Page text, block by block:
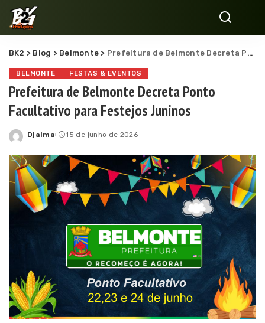
BK2 > Blog > Belmonte > Prefeitura de Belmonte Decreta Ponto Facultativo para Festejos Juninos
BELMONTE FESTAS & EVENTOS
Prefeitura de Belmonte Decreta Ponto
Facultativo para Festejos Juninos
Posted
Djalma 15 de junho de 2026